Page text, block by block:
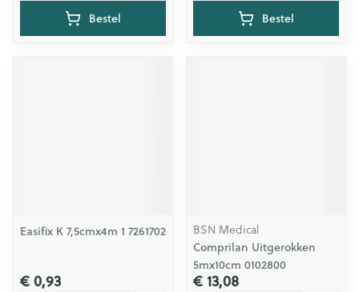
Bestel Bestel
Easifix K 7,5cmx4m 1 7261702
€ 0,93
BSN Medical
Comprilan Uitgerokken
5mx10cm 0102800
€ 13,08